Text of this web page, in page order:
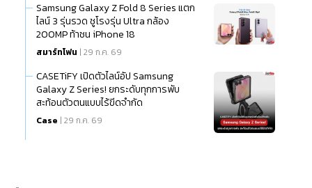
Samsung Galaxy Z Fold 8 Series แตก
ไลน์ 3 รุ่นรวด ชูโรงรุ่น Ultra กล้อง
200MP ท้าชน iPhone 18
สมาร์ทโฟน | 29 ก.ค. 69
CASETiFY เปิดตัวไลน์อัป Samsung
Galaxy Z Series! ยกระดับทุกการพับ
สะท้อนตัวตนแบบไร้ขีดจำกัด
Case | 29 ก.ค. 69